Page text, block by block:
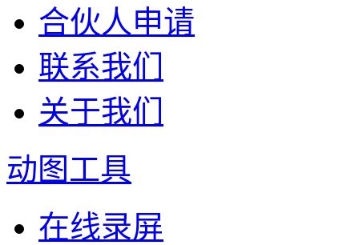
合伙人申请
联系我们
关于我们
动图工具
在线录屏